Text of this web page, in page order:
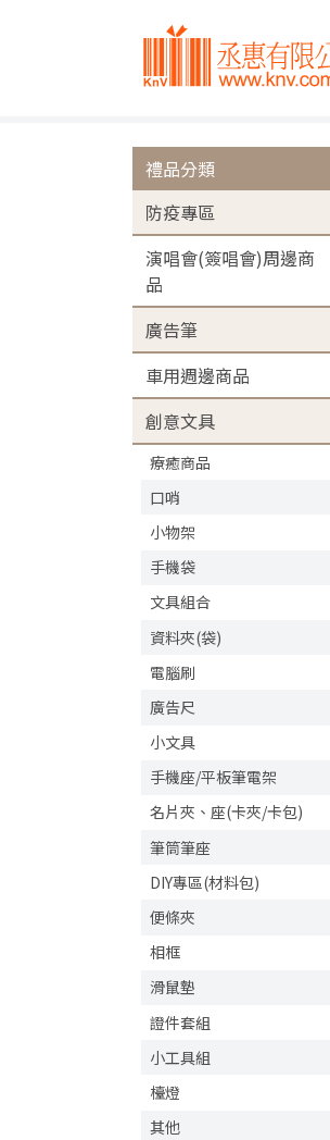
禮品分類
防疫專區
演唱會(簽唱會)周邊商
品
廣告筆
車用週邊商品
創意文具
療癒商品
口哨
小物架
手機袋
文具組合
資料夾(袋)
電腦刷
廣告尺
小文具
手機座/平板筆電架
名片夾、座(卡夾/卡包)
筆筒筆座
DIY專區(材料包)
便條夾
相框
滑鼠墊
證件套組
小工具組
檯燈
其他